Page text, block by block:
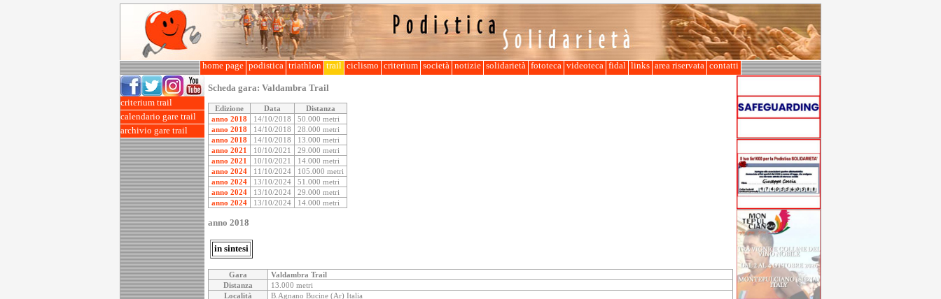
home page podistica triathlon trail ciclismo criterium società notizie solidarietà fototeca videoteca fidal links area riservata contatti
criterium trail
calendario gare trail
archivio gare trail
Scheda gara: Valdambra Trail
Edizione Data
Distanza
anno 2018
14/10/2018
50.000 metri
anno 2018
14/10/2018
28.000 metri
anno 2018
14/10/2018
13.000 metri
anno 2021
10/10/2021
29.000 metri
anno 2021
10/10/2021
14.000 metri
anno 2024
11/10/2024
105.000 metri
anno 2024
13/10/2024
51.000 metri
anno 2024
13/10/2024
29.000 metri
anno 2024
13/10/2024 14.000 metri
anno 2018
in sintesi
Gara
Valdambra Trail
Distanza
13.000 metri
Località
B.Agnano Bucine (Ar) Italia